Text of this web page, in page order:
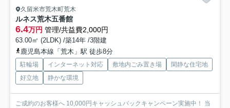
久留米市荒木町荒木
ルネス荒木五番館
6.4万円 管理/共益費2,000円
63.00㎡ (2LDK) /築14年 /3階建
鹿児島本線「荒木」駅 徒歩8分
駐輪場 インターネット対応 敷地内ごみ置き場
閑静な住宅地
好立地
静かな環境
ご成約のお客様へ 10,000円キャッシュバックキャンペーン実施中！ 当